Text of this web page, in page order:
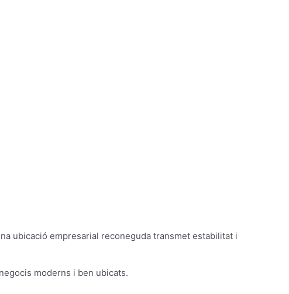
ubicació empresarial reconeguda transmet estabilitat i
moderns i ben ubicats.